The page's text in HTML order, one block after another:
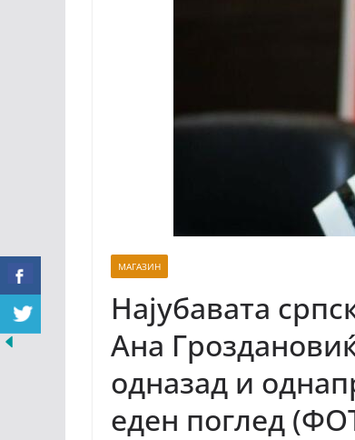
МАГАЗИН
Најубавата
Ана
одназад и
еден поглед